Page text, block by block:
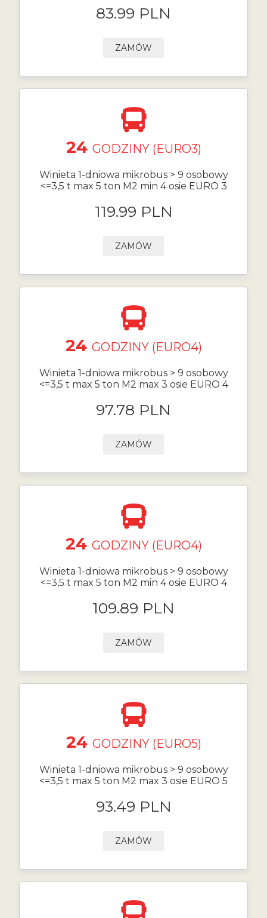
83.99 PLN
ZAMÓW
24 GODZINY (EURO3)
Winieta 1-dniowa mikrobus > 9 osobowy
<=3,5 t max 5 ton M2 min 4 osie EURO 3
119.99 PLN
ZAMÓW
24 GODZINY (EURO4)
Winieta 1-dniowa mikrobus > 9 osobowy
<=3,5 t max 5 ton M2 max 3 osie EURO 4
97.78 PLN
ZAMÓW
24 GODZINY (EURO4)
Winieta 1-dniowa mikrobus > 9 osobowy
<=3,5 t max 5 ton M2 min 4 osie EURO 4
109.89 PLN
ZAMÓW
24 GODZINY (EURO5)
Winieta 1-dniowa mikrobus > 9 osobowy
<=3,5 t max 5 ton M2 max 3 osie EURO 5
93.49 PLN
ZAMÓW